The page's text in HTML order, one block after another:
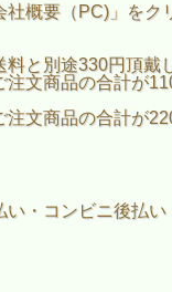
概要（PC)」をク
と別途330円頂戴
文商品の合計が
文商品の合計が
い・コンビニ後払い